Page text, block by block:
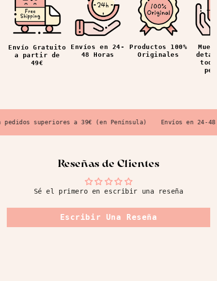
Envío Gratuito
a partir de
49€
Envíos en 24-
48 Horas
Productos 100%
Originales
pedidos superiores a 39€ (en Península) Envíos en 24-48
Reseñas de Clientes
Sé el primero en escribir una reseña
Escribir Una Reseña